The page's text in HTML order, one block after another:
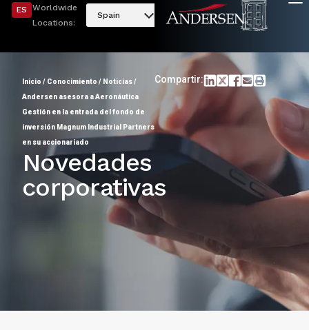
ES
Worldwide
Locations:
Spain
Inicio / Conocimiento / Noticias/
Andersen asesora a Aeronáutica
Gestión en la entrada del fondo de
inversión Magnum Industrial Partners
en su accionariado
Compartir:
Novedades
corporativas